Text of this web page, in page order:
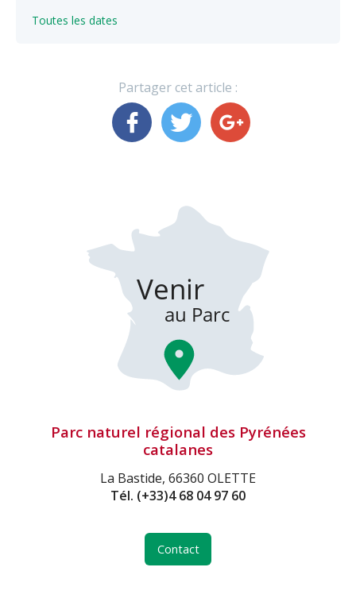
Toutes les dates
Partager cet article :
Parc naturel régional des Pyrénées
catalanes
La Bastide, 66360 OLETTE
Tél. (+33)4 68 04 97 60
Contact